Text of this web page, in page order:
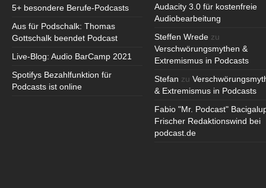
5+ besondere Berufe-Podcasts
Aus für Podschalk: Thomas
Gottschalk beendet Podcast
Live-Blog: Audio BarCamp 2021
Spotifys Bezahlfunktion für
Podcasts ist online
Audacity 3.0 für kostenfreie
Audiobearbeitung
Steffen Wrede zu
Verschwörungsmythen &
Extremismus in Podcasts
Stefan zu
& Extremismus in Podcasts
Fabio "Mr. Podcast"
Frischer Redaktionswind bei
podcast.de